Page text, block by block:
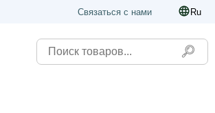
Связаться с нами Ru